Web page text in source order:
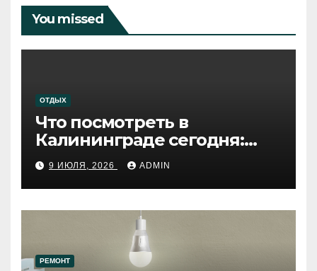
You missed
ОТДЫХ
Что посмотреть в
Калининграде сегодня:
путеводитель по самому
западному городу России
9 ИЮЛЯ, 2026 ADMIN
РЕМОНТ